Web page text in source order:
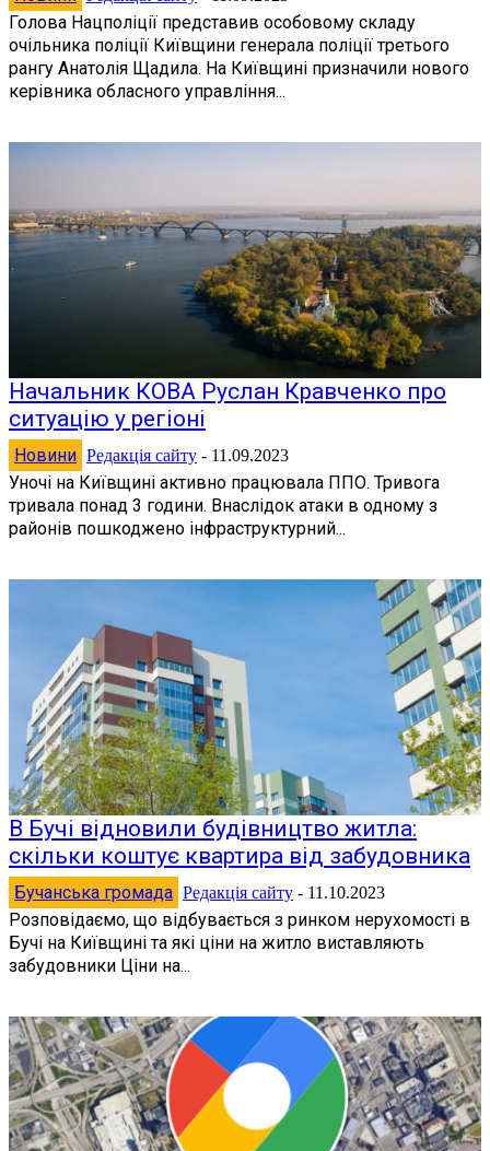
Голова Нацполіції представив особовому складу
очільника поліції Київщини генерала поліції третього
рангу Анатолія Щадила. На Київщині призначили нового
керівника обласного управління...
Начальник КОВА Руслан Кравченко про
ситуацію у регіоні
Новини Редакція сайту - 11.09.2023
Уночі на Київщині активно працювала ППО. Тривога
тривала понад 3 години. Внаслідок атаки в одному з
районів пошкоджено інфраструктурний...
В Бучі відновили будівництво житла:
скільки коштує квартира від забудовника
Бучанська громада Редакція сайту - 11.10.2023
Розповідаємо, що відбувається з ринком нерухомості в
Бучі на Київщині та які ціни на житло виставляють
забудовники Ціни на...